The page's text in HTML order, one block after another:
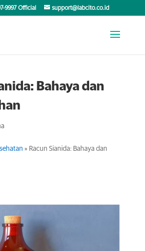
9997 Official support@labcito.co.id
Bahaya dan
» Racun Sianida: Bahaya dan